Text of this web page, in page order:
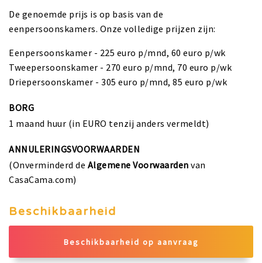
De genoemde prijs is op basis van de
eenpersoonskamers. Onze volledige prijzen zijn:
Eenpersoonskamer - 225 euro p/mnd, 60 euro p/wk
Tweepersoonskamer - 270 euro p/mnd, 70 euro p/wk
Driepersoonskamer - 305 euro p/mnd, 85 euro p/wk
BORG
1 maand huur (in EURO tenzij anders vermeldt)
ANNULERINGSVOORWAARDEN
(Onverminderd de Algemene Voorwaarden van
CasaCama.com)
Beschikbaarheid
Beschikbaarheid op aanvraag